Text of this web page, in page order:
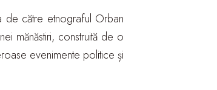
de către etnograful Orban
mănăstiri, construită de o
evenimente politice și